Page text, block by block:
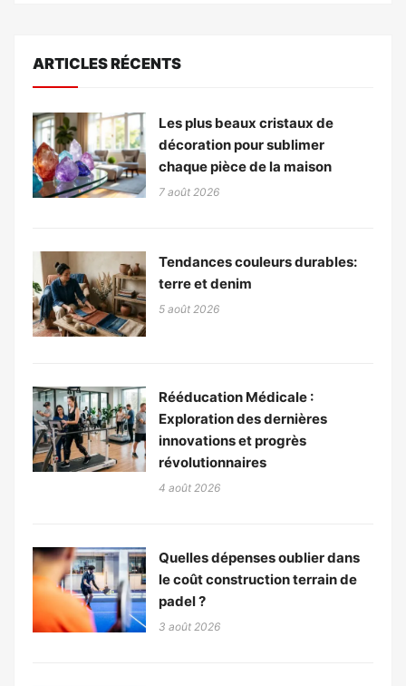
ARTICLES RÉCENTS
Les plus beaux cristaux de
décoration pour sublimer
chaque pièce de la maison
7 août 2026
Tendances couleurs durables:
terre et denim
5 août 2026
Rééducation Médicale :
Exploration des dernières
innovations et progrès
révolutionnaires
4 août 2026
Quelles dépenses oublier dans
le coût construction terrain de
padel ?
3 août 2026